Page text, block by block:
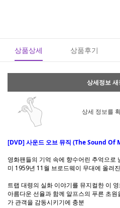
상품상세 상품후기
상세정보 새
상세 정보를
[DVD] 사운드 오브 뮤직 (The Sound Of
영화팬들의 기억 속에 향수어린 추억으로
미 1959년 11월 브로드웨이 무대에 올려
트랩 대령의 실화 이야기를 뮤지컬한 이
아름다운 선율과 함께 알프스의 푸른 초
가 관객을 감동시키기에 충분